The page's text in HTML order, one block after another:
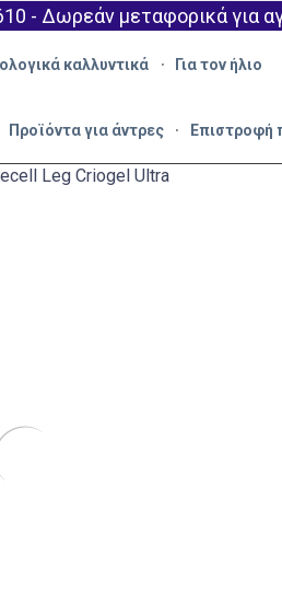
- Δωρεάν μεταφορικά για
καλλυντικά Για τον ήλιο
Προϊόντα για άντρες Επιστροφή
Leg Criogel Ultra